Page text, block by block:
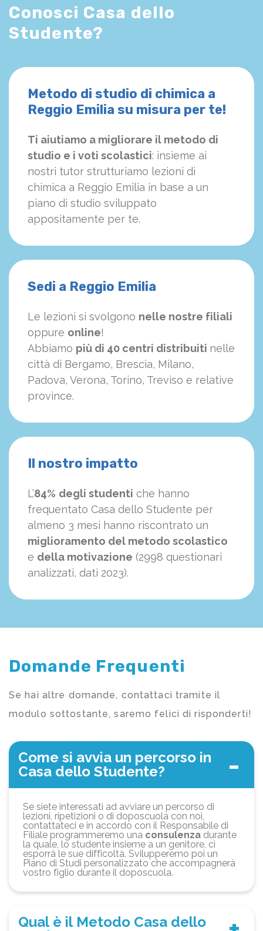
Conosci Casa dello
Studente?
Metodo di studio di chimica a
Reggio Emilia su misura per te!
Ti aiutiamo a migliorare il metodo di
studio e i voti scolastici: insieme ai
nostri tutor strutturiamo lezioni di
chimica a Reggio Emilia in base a un
piano di studio sviluppato
appositamente per te.
Sedi a Reggio Emilia
Le lezioni si svolgono nelle nostre filiali
oppure online!
Abbiamo più di 40 centri distribuiti nelle
città di Bergamo, Brescia, Milano,
Padova, Verona, Torino, Treviso e relative
province.
Il nostro impatto
L’84% degli studenti che hanno
frequentato Casa dello Studente per
almeno 3 mesi hanno riscontrato un
miglioramento del metodo scolastico
e della motivazione (2998 questionari
analizzati, dati 2023).
Domande Frequenti
Se hai altre domande, contattaci tramite il
modulo sottostante, saremo felici di risponderti!
Come si avvia un percorso in
Casa dello Studente?
Se siete interessati ad avviare un percorso di
lezioni, ripetizioni o di doposcuola con noi,
contattateci e in accordo con il Responsabile di
Filiale programmeremo una consulenza durante
la quale, lo studente insieme a un genitore, ci
esporrà le sue difficoltà. Svilupperemo poi un
Piano di Studi personalizzato che accompagnerà
vostro figlio durante il doposcuola.
Qual è il Metodo Casa dello